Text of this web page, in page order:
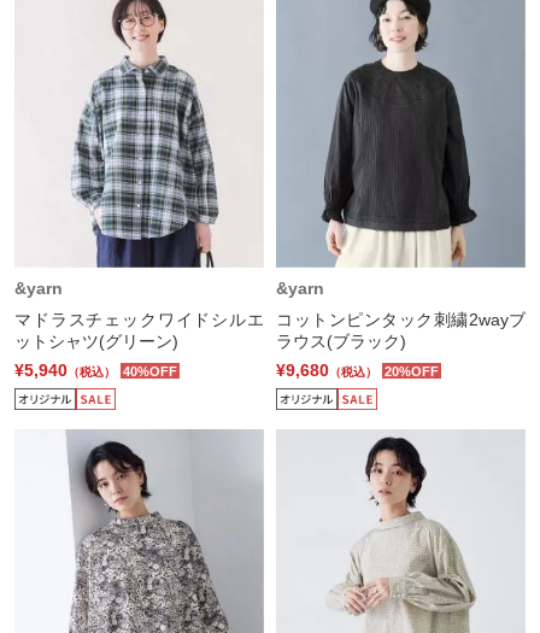
&yarn
マドラスチェックワイドシルエ
ットシャツ(グリーン)
¥5,940 （税込） 40%OFF
&yarn
コットンピンタック刺繍2wayブ
ラウス(ブラック)
¥9,680 （税込） 20%OFF